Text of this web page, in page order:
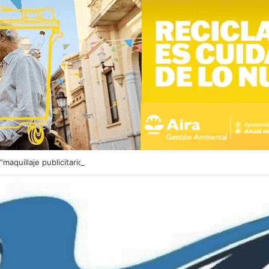
publicitario” del PSOE con la vivienda protegida en Alcalá de